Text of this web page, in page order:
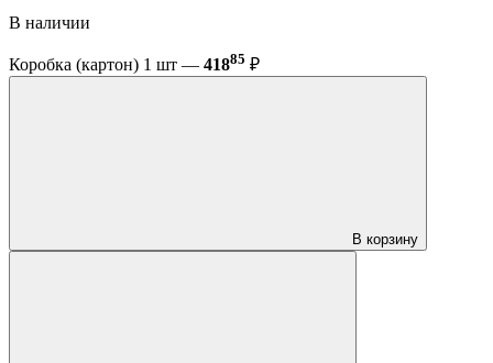
В наличии
Коробка (картон) 1 шт — 41885 ₽
В корзину